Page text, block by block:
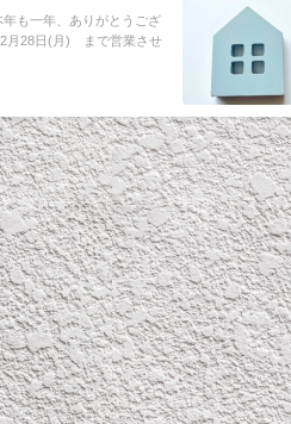
も一年、ありがとうござ
月28日(月) まで営業させ